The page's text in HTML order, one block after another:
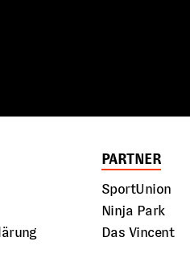
PARTNER
SportUnion
Ninja Park
Das Vincent